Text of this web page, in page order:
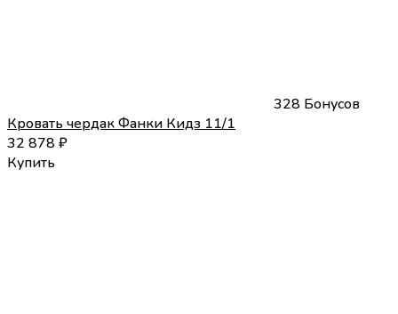
328 Бонусов
Кровать чердак Фанки Кидз 11/1
32 878 ₽
Купить